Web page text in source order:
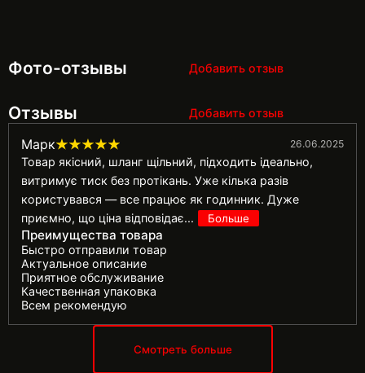
Фото-отзывы Добавить отзыв
Отзывы Добавить отзыв
Марк 26.06.2025
Товар якісний, шланг щільний, підходить ідеально,
витримує тиск без протікань. Уже кілька разів
користувався — все працює як годинник. Дуже
приємно, що ціна відповідає... Больше
Преимущества товара
Быстро отправили товар
Актуальное описание
Приятное обслуживание
Качественная упаковка
Всем рекомендую
Смотреть больше